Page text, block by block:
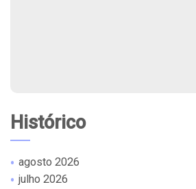
Histórico
agosto 2026
julho 2026